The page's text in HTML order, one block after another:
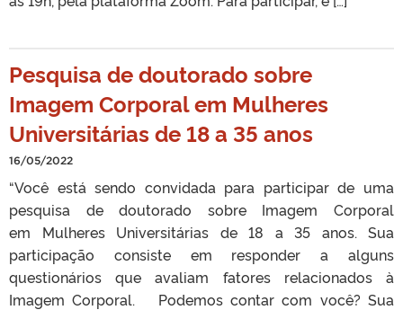
Pesquisa de doutorado sobre
Imagem Corporal em Mulheres
Universitárias de 18 a 35 anos
16/05/2022
“Você está sendo convidada para participar de uma
pesquisa de doutorado sobre Imagem Corporal
em Mulheres Universitárias de 18 a 35 anos. Sua
participação consiste em responder a alguns
questionários que avaliam fatores relacionados à
Imagem Corporal. Podemos contar com você? Sua